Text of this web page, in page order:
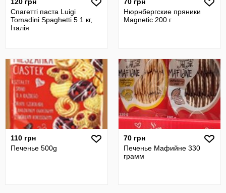
Спагетті паста Luigi
Tomadini Spaghetti 5 1 кг,
Італія
Нюрнбергские пряники
Magnetic 200 г
110 грн
Печенье 500g
70 грн
Печенье Мафийне 330
грамм